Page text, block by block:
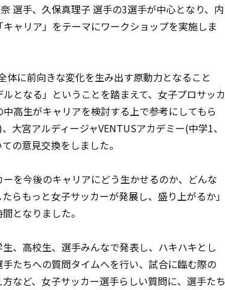
選手、久保真理子 選手の3選手が中心となり、内
ャリア」をテーマにワークショップを実施しま
に前向きな変化を生み出す原動力となること
となる」ということを踏まえて、女子プロサッカ
高生がキャリアを検討する上で参考にしてもら
大宮アルディージャVENTUSアカデミー(中学1、
の意見交換をしました。
を今後のキャリアにどう生かせるのか、どんな
らもっと女子サッカーが発展し、盛り上がるか」
となりました。
、高校生、選手みんなで発表し、ハキハキとし
たちへの質問タイムへを行い、試合に臨む際の
など、女子サッカー選手らしい質問に、選手たち